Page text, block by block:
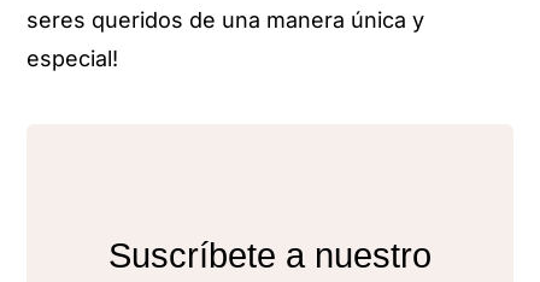
seres queridos de una manera única y
especial!
Suscríbete a nuestro